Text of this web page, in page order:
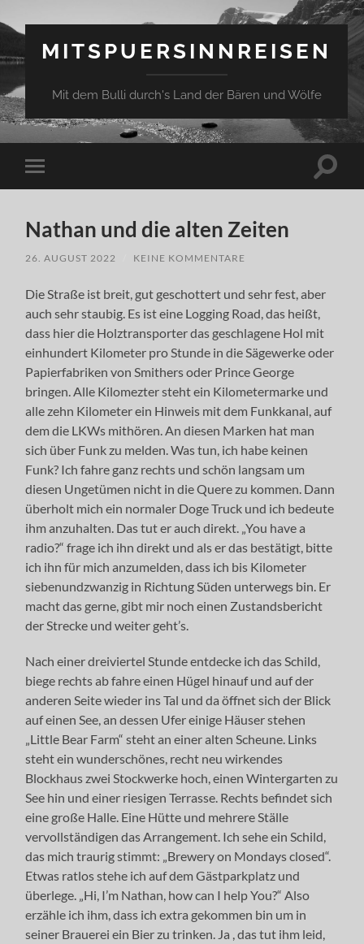
MITSPUERSINNREISEN
Mit dem Bulli durch's Land der Bären und Wölfe
Mobile-
Menü
Nathan und die alten Zeiten
26. AUGUST 2022 KEINE KOMMENTARE
Die Straße ist breit, gut geschottert und sehr fest, aber
auch sehr staubig. Es ist eine Logging Road, das heißt,
dass hier die Holztransporter das geschlagene Hol mit
einhundert Kilometer pro Stunde in die Sägewerke oder
Papierfabriken von Smithers oder Prince George
bringen. Alle Kilomezter steht ein Kilometermarke und
alle zehn Kilometer ein Hinweis mit dem Funkkanal, auf
dem die LKWs mithören. An diesen Marken hat man
sich über Funk zu melden. Was tun, ich habe keinen
Funk? Ich fahre ganz rechts und schön langsam um
diesen Ungetümen nicht in die Quere zu kommen. Dann
überholt mich ein normaler Doge Truck und ich bedeute
ihm anzuhalten. Das tut er auch direkt. „You have a
radio?“ frage ich ihn direkt und als er das bestätigt, bitte
ich ihn für mich anzumelden, dass ich bis Kilometer
siebenundzwanzig in Richtung Süden unterwegs bin. Er
macht das gerne, gibt mir noch einen Zustandsbericht
der Strecke und weiter geht’s.
Nach einer dreiviertel Stunde entdecke ich das Schild,
biege rechts ab fahre einen Hügel hinauf und auf der
anderen Seite wieder ins Tal und da öffnet sich der Blick
auf einen See, an dessen Ufer einige Häuser stehen
„Little Bear Farm“ steht an einer alten Scheune. Links
steht ein wunderschönes, recht neu wirkendes
Blockhaus zwei Stockwerke hoch, einen Wintergarten zu
See hin und einer riesigen Terrasse. Rechts befindet sich
eine große Halle. Eine Hütte und mehrere Ställe
vervollständigen das Arrangement. Ich sehe ein Schild,
das mich traurig stimmt: „Brewery on Mondays closed“.
Etwas ratlos stehe ich auf dem Gästparkplatz und
überlege. „Hi, I’m Nathan, how can I help You?“ Also
erzähle ich ihm, dass ich extra gekommen bin um in
seiner Brauerei ein Bier zu trinken. Ja , das tut ihm leid,